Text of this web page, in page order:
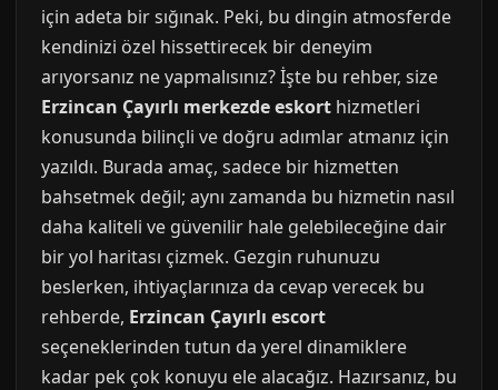
için adeta bir sığınak. Peki, bu dingin atmosferde
kendinizi özel hissettirecek bir deneyim
arıyorsanız ne yapmalısınız? İşte bu rehber, size
Erzincan Çayırlı merkezde eskort hizmetleri
konusunda bilinçli ve doğru adımlar atmanız için
yazıldı. Burada amaç, sadece bir hizmetten
bahsetmek değil; aynı zamanda bu hizmetin nasıl
daha kaliteli ve güvenilir hale gelebileceğine dair
bir yol haritası çizmek. Gezgin ruhunuzu
beslerken, ihtiyaçlarınıza da cevap verecek bu
rehberde, Erzincan Çayırlı escort
seçeneklerinden tutun da yerel dinamiklere
kadar pek çok konuyu ele alacağız. Hazırsanız, bu